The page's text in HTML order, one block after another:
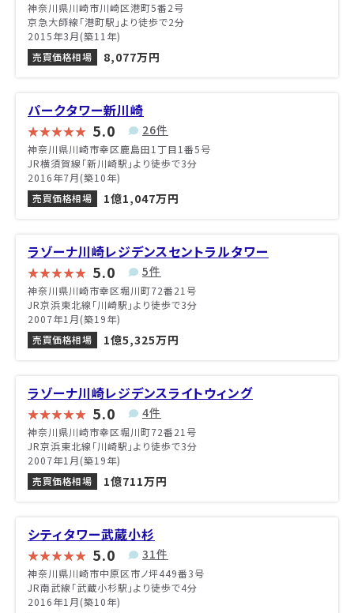
神奈川県川崎市川崎区港町5番2号
京急大師線「港町駅」より徒歩で2分
2015年3月(築11年)
売買価格相場
8,077万円
パークタワー新川崎
5.0 26件
神奈川県川崎市幸区鹿島田1丁目1番5号
JR横須賀線「新川崎駅」より徒歩で3分
2016年7月(築10年)
売買価格相場
1億1,047万円
ラゾーナ川崎レジデンスセントラルタワー
5.0 5件
神奈川県川崎市幸区堀川町72番21号
JR京浜東北線「川崎駅」より徒歩で3分
2007年1月(築19年)
売買価格相場
1億5,325万円
ラゾーナ川崎レジデンスライトウィング
5.0 4件
神奈川県川崎市幸区堀川町72番21号
JR京浜東北線「川崎駅」より徒歩で3分
2007年1月(築19年)
売買価格相場
1億711万円
シティタワー武蔵小杉
5.0 31件
神奈川県川崎市中原区市ノ坪449番3号
JR南武線「武蔵小杉駅」より徒歩で4分
2016年1月(築10年)